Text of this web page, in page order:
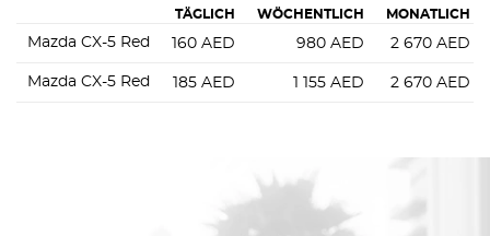
TÄGLICH WÖCHENTLICH MONATLICH
Mazda CX-5 Red 160 AED 980 AED 2 670 AED
Mazda CX-5 Red 185 AED 1 155 AED 2 670 AED